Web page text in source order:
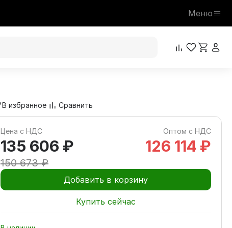
Меню
150 673 ₽
В избранное Сравнить
Цена с НДС Оптом с НДС
135 606 ₽
150 673 ₽
126 114 ₽
Добавить в корзину
Купить сейчас